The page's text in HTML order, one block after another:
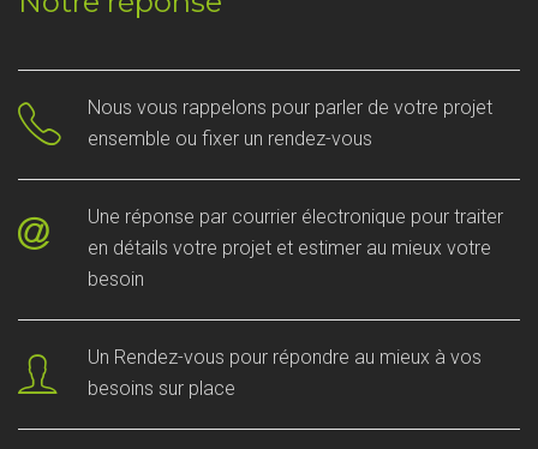
Nous vous rappelons pour parler de votre projet
ensemble ou fixer un rendez-vous
Une réponse par courrier électronique pour traiter
en détails votre projet et estimer au mieux votre
besoin
Un Rendez-vous pour répondre au mieux à vos
besoins sur place